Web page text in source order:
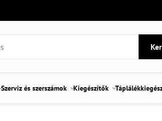
Szerviz és szerszámok Kiegészítők